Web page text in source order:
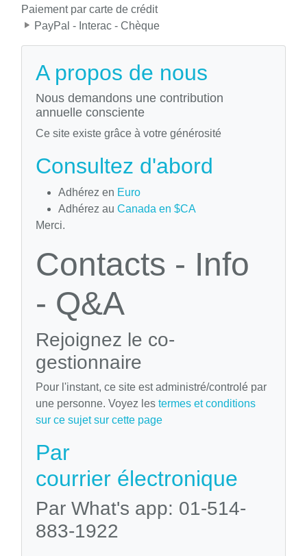
Paiement par carte de crédit
PayPal - Interac - Chèque
A propos de nous
Nous demandons une contribution
annuelle consciente
Ce site existe grâce à votre générosité
Consultez d'abord
Adhérez en Euro
Adhérez au Canada en $CA
Merci.
Contacts - Info
- Q&A
Rejoignez le co-
gestionnaire
Pour l'instant, ce site est administré/controlé par
une personne. Voyez les termes et conditions
sur ce sujet sur cette page
Par
courrier électronique
Par What's app: 01-514-
883-1922